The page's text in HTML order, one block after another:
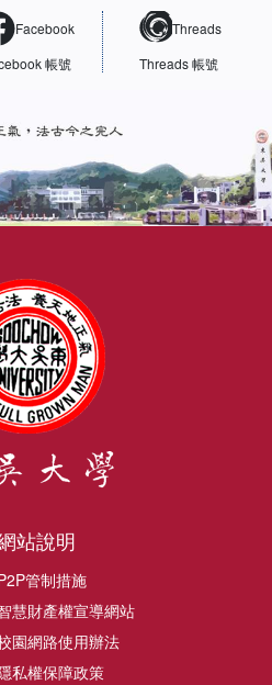
Facebook
帳號
Threads
Threads 帳號
站說明
管制措施
慧財產權宣導網站
園網路使用辦法
私權保障政策